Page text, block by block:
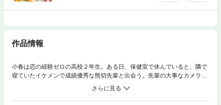
作品情報
小春は恋の経験ゼロの高校２年生。ある日、保健室で休んでいると、隣で
寝ていたイケメンで成績優秀な熊切先輩と出会う。先輩の大事なカメラを
壊してしまう小春は、おわびに得意のケーキを、保健室にいる先輩に毎日
差し入れすることになってしまい…!? クールな先輩と恥ずかしがり屋な
女の子の、スイーツみたいに甘い恋物語★